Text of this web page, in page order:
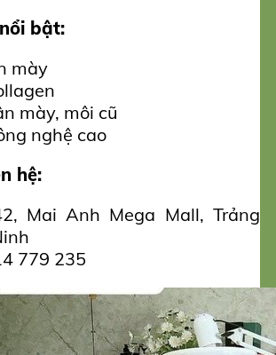
bật:
mày
mày, môi cũ
nghệ cao
hệ:
Mai Anh Mega Mall, Trảng
779 235